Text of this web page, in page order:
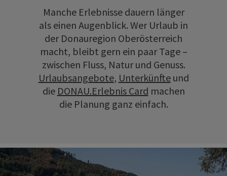
Manche Erlebnisse dauern länger
als einen Augenblick. Wer Urlaub in
der Donauregion Oberösterreich
macht, bleibt gern ein paar Tage –
zwischen Fluss, Natur und Genuss.
Urlaubsangebote, Unterkünfteund
die DONAU.Erlebnis Card machen
die Planung ganz einfach.